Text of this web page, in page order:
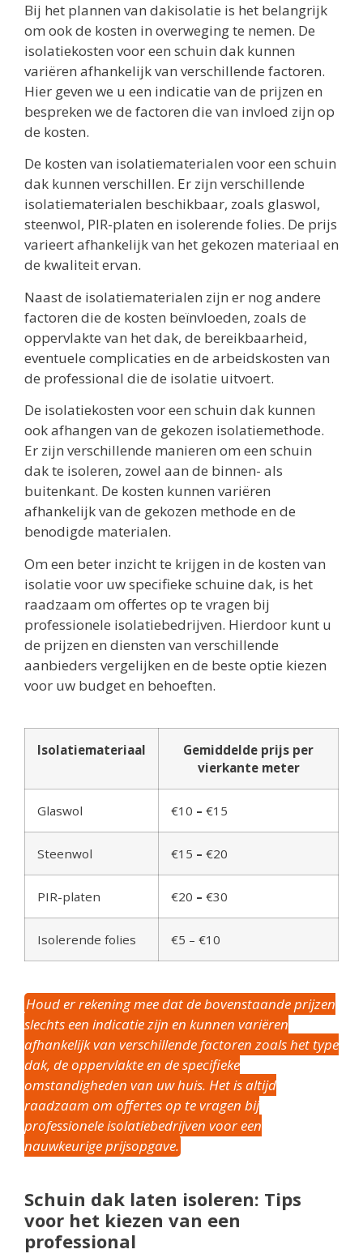
Bij het plannen van dakisolatie is het belangrijk
om ook de kosten in overweging te nemen. De
isolatiekosten voor een schuin dak kunnen
variëren afhankelijk van verschillende factoren.
Hier geven we u een indicatie van de prijzen en
bespreken we de factoren die van invloed zijn op
de kosten.
De kosten van isolatiematerialen voor een schuin
dak kunnen verschillen. Er zijn verschillende
isolatiematerialen beschikbaar, zoals glaswol,
steenwol, PIR-platen en isolerende folies. De prijs
varieert afhankelijk van het gekozen materiaal en
de kwaliteit ervan.
Naast de isolatiematerialen zijn er nog andere
factoren die de kosten beïnvloeden, zoals de
oppervlakte van het dak, de bereikbaarheid,
eventuele complicaties en de arbeidskosten van
de professional die de isolatie uitvoert.
De isolatiekosten voor een schuin dak kunnen
ook afhangen van de gekozen isolatiemethode.
Er zijn verschillende manieren om een schuin
dak te isoleren, zowel aan de binnen- als
buitenkant. De kosten kunnen variëren
afhankelijk van de gekozen methode en de
benodigde materialen.
Om een beter inzicht te krijgen in de kosten van
isolatie voor uw specifieke schuine dak, is het
raadzaam om offertes op te vragen bij
professionele isolatiebedrijven. Hierdoor kunt u
de prijzen en diensten van verschillende
aanbieders vergelijken en de beste optie kiezen
voor uw budget en behoeften.
Isolatiemateriaal
Gemiddelde prijs per
vierkante meter
Glaswol €10 – €15
Steenwol €15 – €20
PIR-platen €20 – €30
Isolerende folies €5 – €10
Houd er rekening mee dat de bovenstaande prijzen
slechts een indicatie zijn en kunnen variëren
afhankelijk van verschillende factoren zoals het type
dak, de oppervlakte en de specifieke
omstandigheden van uw huis. Het is altijd
raadzaam om offertes op te vragen bij
professionele isolatiebedrijven voor een
nauwkeurige prijsopgave.
Schuin dak laten isoleren: Tips
voor het kiezen van een
professional